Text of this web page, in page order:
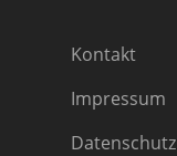
Kontakt
Impressum
Datenschutz